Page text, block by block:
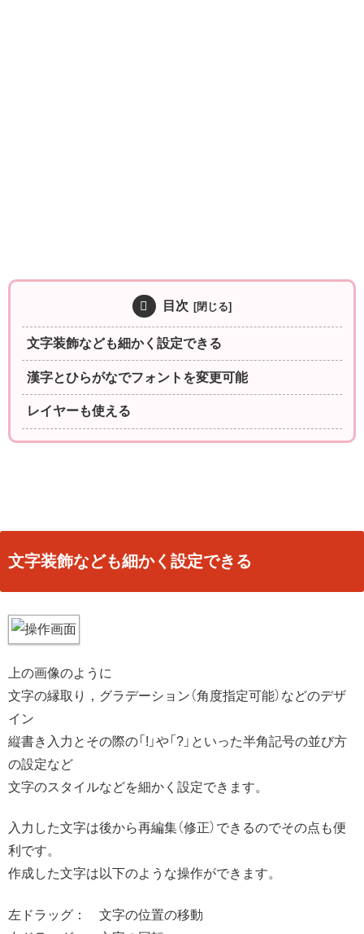
目次
文字装飾なども細かく設定できる
漢字とひらがなでフォントを変更可能
レイヤーも使える
文字装飾なども細かく設定できる
上の画像のように
文字の縁取り，グラデーション（角度指定可能）などのデザ
イン
縦書き入力とその際の「!」や「?」といった半角記号の並び方
の設定など
文字のスタイルなどを細かく設定できます。
入力した文字は後から再編集（修正）できるのでその点も便
利です。
作成した文字は以下のような操作ができます。
左ドラッグ： 文字の位置の移動